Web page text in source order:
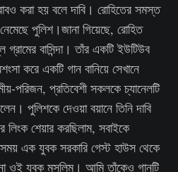
করা হয় বলে দাবি। রোহিতের সমস্ত
পুলিশ।জানা গিয়েছে, রোহিত
গ্রামের বাসিন্দা। তাঁর একটি ইউটিউব
করে একটি গান বানিয়ে সেখানে
পরিজন, প্রতিবেশী সকলকে চ্যানেলটি
পুলিশকে দেওয়া বয়ানে তিনি দাবি
শেয়ার করছিলাম, সবাইকে
এক যুবক সরকারি গেস্ট হাউস থেকে
ওই যুবক মুসলিম। আমি তাঁকেও গানটি